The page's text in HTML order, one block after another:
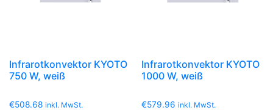
Infrarotkonvektor KYOTO
750 W, weiß
€508.68 inkl. MwSt.
Infrarotkonvektor KYOTO
1000 W, weiß
€579.96 inkl. MwSt.